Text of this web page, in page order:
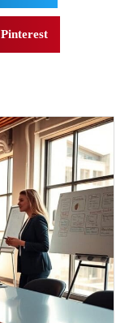
Pinterest